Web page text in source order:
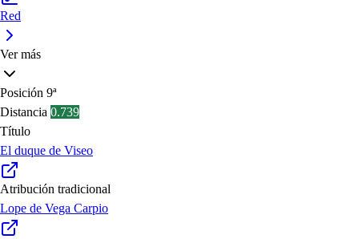
Red
Ver más
Posición 9ª
Distancia 0.739
Título
El duque de Viseo
Atribución tradicional
Lope de Vega Carpio